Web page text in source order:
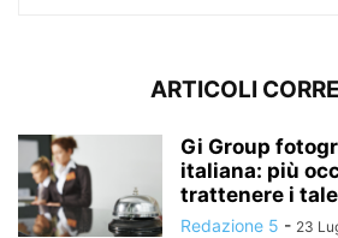
ARTICOLI
Gi Group
italiana: più
trattenere i
Redazione 5 - 23